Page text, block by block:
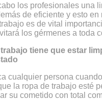
los profesionales una
de eficiente y esto en
es de vital
los gérmenes a toda
tiene que estar
cualquier persona
la ropa de trabajo esté
su cometido con total